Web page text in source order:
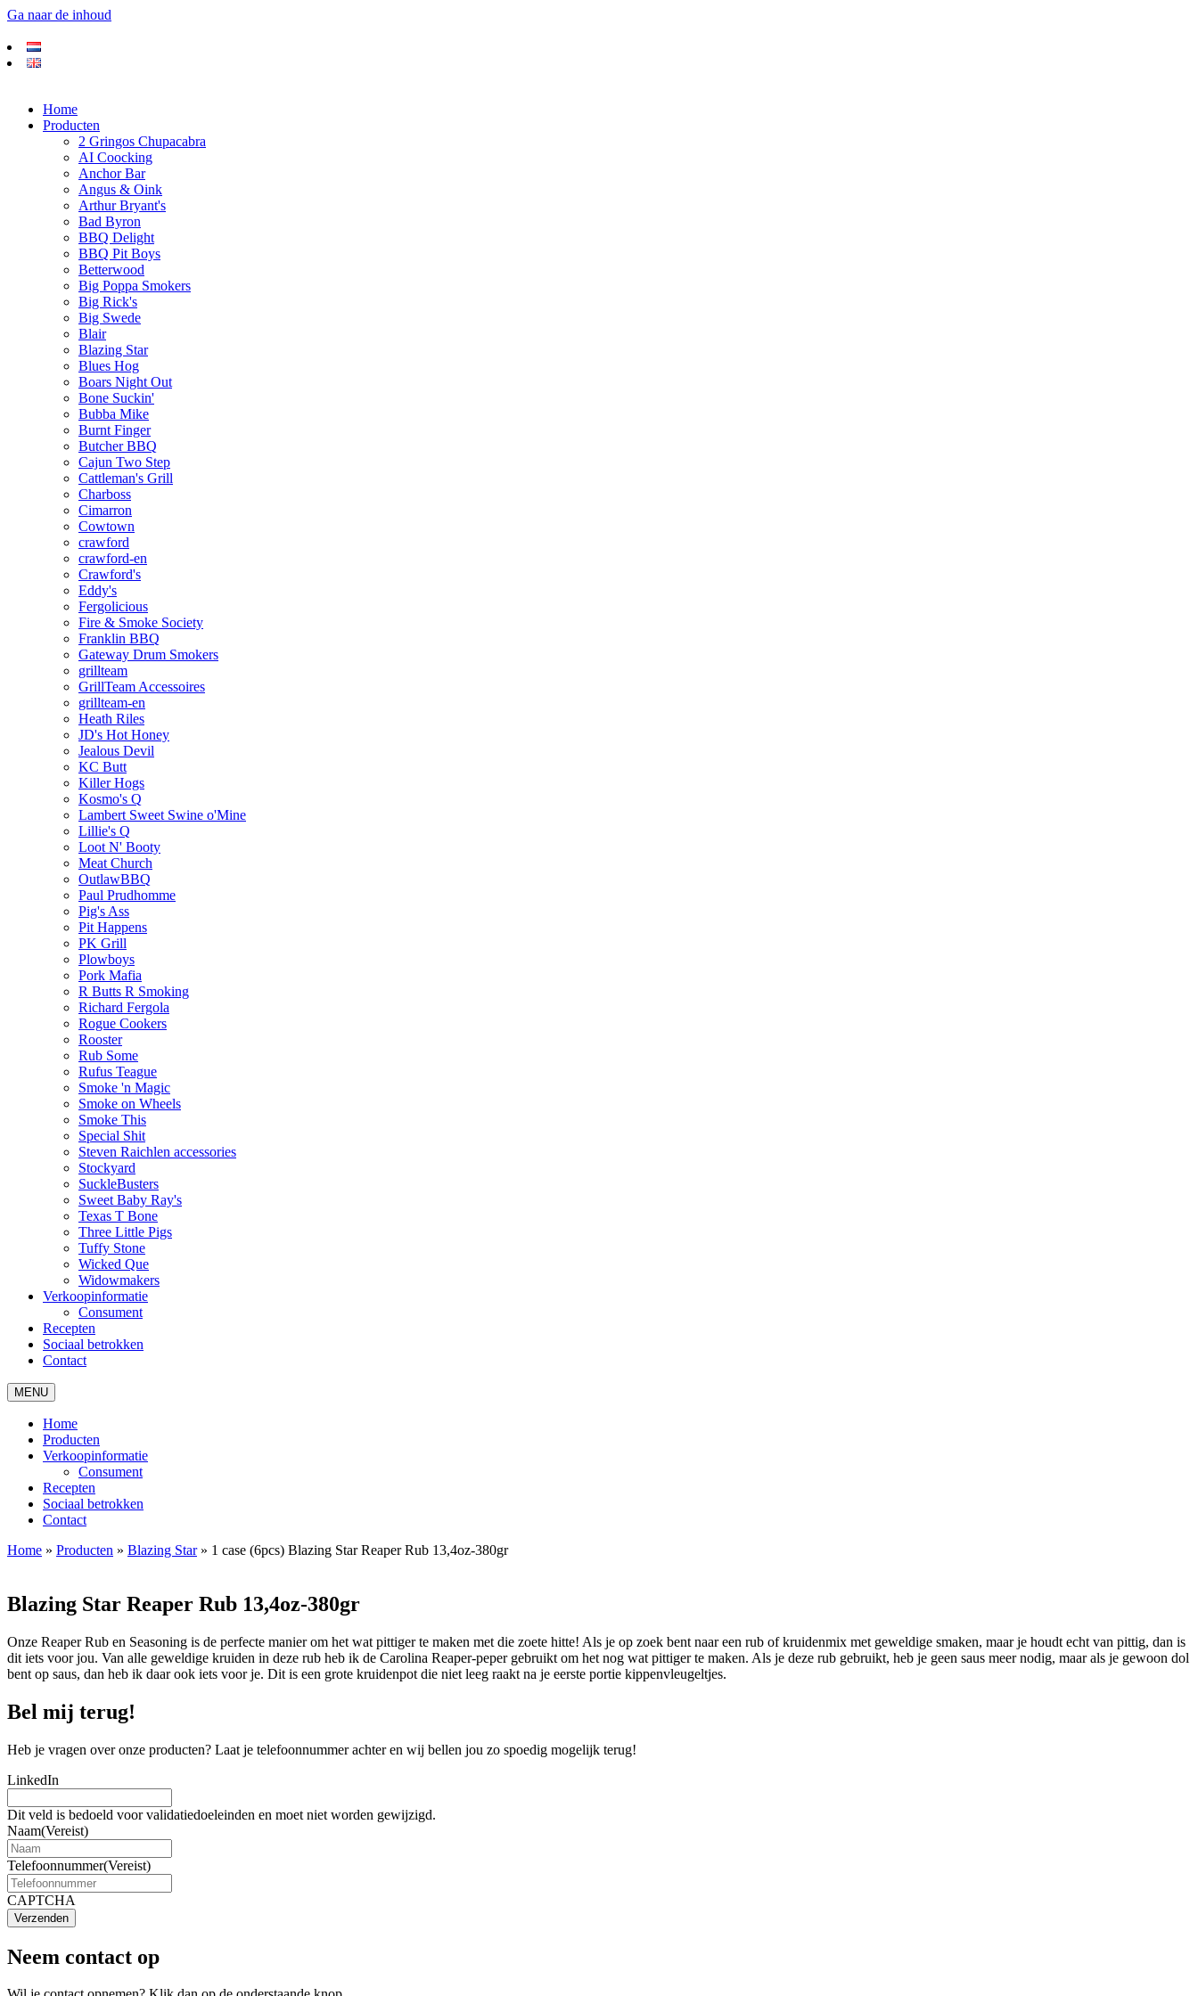
Ga naar de inhoud
Home
Producten
2 Gringos Chupacabra
AI Coocking
Anchor Bar
Angus & Oink
Arthur Bryant's
Bad Byron
BBQ Delight
BBQ Pit Boys
Betterwood
Big Poppa Smokers
Big Rick's
Big Swede
Blair
Blazing Star
Blues Hog
Boars Night Out
Bone Suckin'
Bubba Mike
Burnt Finger
Butcher BBQ
Cajun Two Step
Cattleman's Grill
Charboss
Cimarron
Cowtown
crawford
crawford-en
Crawford's
Eddy's
Fergolicious
Fire & Smoke Society
Franklin BBQ
Gateway Drum Smokers
grillteam
GrillTeam Accessoires
grillteam-en
Heath Riles
JD's Hot Honey
Jealous Devil
KC Butt
Killer Hogs
Kosmo's Q
Lambert Sweet Swine o'Mine
Lillie's Q
Loot N' Booty
Meat Church
OutlawBBQ
Paul Prudhomme
Pig's Ass
Pit Happens
PK Grill
Plowboys
Pork Mafia
R Butts R Smoking
Richard Fergola
Rogue Cookers
Rooster
Rub Some
Rufus Teague
Smoke 'n Magic
Smoke on Wheels
Smoke This
Special Shit
Steven Raichlen accessories
Stockyard
SuckleBusters
Sweet Baby Ray's
Texas T Bone
Three Little Pigs
Tuffy Stone
Wicked Que
Widowmakers
Verkoopinformatie
Consument
Recepten
Sociaal betrokken
Contact
MENU
Home
Producten
Verkoopinformatie
Consument
Recepten
Sociaal betrokken
Contact
Home » Producten » Blazing Star» 1 case (6pcs) Blazing Star Reaper Rub 13,4oz-380gr
Blazing Star Reaper Rub 13,4oz-380gr
Onze Reaper Rub en Seasoning is de perfecte manier om het wat pittiger te maken met die zoete hitte! Als je op zoek bent naar een rub of kruidenmix met geweldige smaken, maar je houdt echt van pittig, dan is
dit iets voor jou. Van alle geweldige kruiden in deze rub heb ik de Carolina Reaper-peper gebruikt om het nog wat pittiger te maken. Als je deze rub gebruikt, heb je geen saus meer nodig, maar als je gewoon dol
bent op saus, dan heb ik daar ook iets voor je. Dit is een grote kruidenpot die niet leeg raakt na je eerste portie kippenvleugeltjes.
Bel mij terug!
Heb je vragen over onze producten? Laat je telefoonnummer achter en wij bellen jou zo spoedig mogelijk terug!
LinkedIn
Dit veld is bedoeld voor validatiedoeleinden en moet niet worden gewijzigd.
Naam(Vereist)
Telefoonnummer(Vereist)
CAPTCHA
Verzenden
Neem contact op